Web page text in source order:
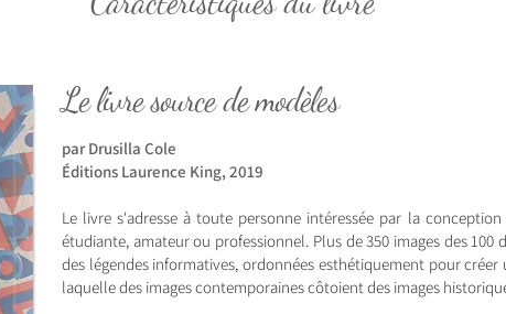
Le livre source de modèles
par Drusilla Cole
Éditions Laurence King, 2019
Le livre s'adresse à toute personne intéressée par la
étudiante, amateur ou professionnel. Plus de 350 images des 100
des légendes informatives, ordonnées esthétiquement pour
laquelle des images contemporaines côtoient des images